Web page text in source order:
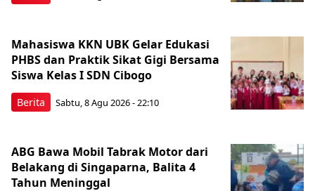
Berita
Mahasiswa KKN UBK Gelar Edukasi
PHBS dan Praktik Sikat Gigi Bersama
Siswa Kelas I SDN Cibogo
Sabtu, 8 Agu 2026 - 22:10
ABG Bawa Mobil Tabrak Motor dari
Belakang di Singaparna, Balita 4
Tahun Meninggal